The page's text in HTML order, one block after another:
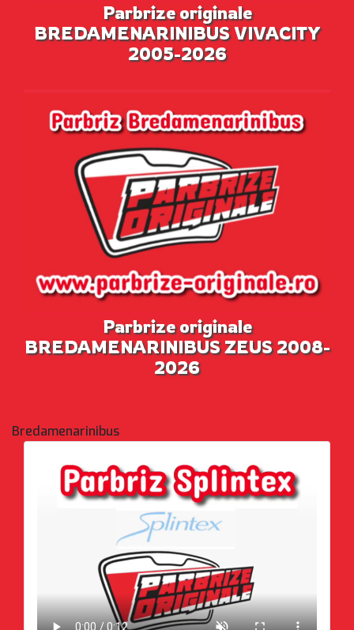
Parbrize originale
BREDAMENARINIBUS VIVACITY
2005-2026
Parbrize originale
BREDAMENARINIBUS ZEUS 2008-
2026
Bredamenarinibus